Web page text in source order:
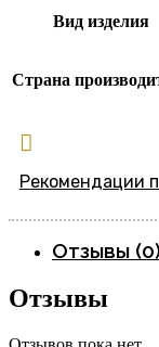
Вид изделия
Страна
Рекомендации
Отзывы
Отзывы